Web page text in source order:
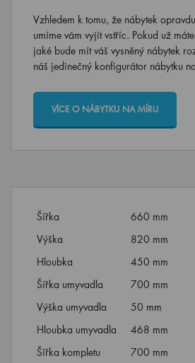
Vzhledem k tomu, že nábytek
umíme vám vyjít vstříc. Pokud už
jaké bude mít váš vysněný nábytek
náš jedinečný konfigurátor nábytku
VÍCE O NÁBYTKU NA MÍRU
Šířka
660 mm
Výška
820 mm
Hloubka
450 mm
Šířka umyvadla
700 mm
Výška umyvadla
50 mm
Hloubka umyvadla
468 mm
Šířka kompletu
700 mm